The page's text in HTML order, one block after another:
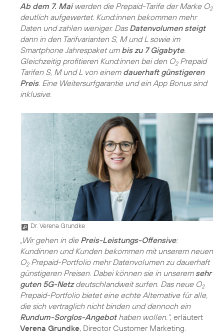
Ab dem 7. Maiwerden die Prepaid-Tarife der Marke O2
deutlich aufgewertet. Kund:innen bekommen mehr
Daten und zahlen weniger. Das Datenvolumen steigt
dann in den Tarifvarianten S, M und L sowie im
Smartphone Jahrespaket um bis zu 7 Gigabyte.
Gleichzeitig profitieren Kund:innen bei den O2Prepaid
Tarifen S, M und L von einem dauerhaft günstigeren
Preis. Eine Weitersurfgarantie und ein App Bonus sind
inklusive.
Dr. Verena Grundke
„Wir gehen in die Preis-Leistungs-Offensive:
Kundinnen und Kunden bekommen mit unserem neuen
O2Prepaid-Portfolio mehr Datenvolumen zu dauerhaft
günstigeren Preisen. Dabei können sie in unserem sehr
guten 5G-Netzdeutschlandweit surfen. Das neue O2
Prepaid-Portfolio bietet eine echte Alternative für alle,
die sich vertraglich nicht binden und dennoch ein
Rundum-Sorglos-Angebothaben wollen.“, erläutert
Verena Grundke